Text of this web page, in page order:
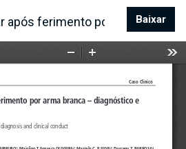
do Artigo
após ferimento por armaBaixar